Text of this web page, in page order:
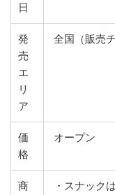
日
発
売
エ
リ
ア
全国（販売
価
格
オープン
商
・スナック